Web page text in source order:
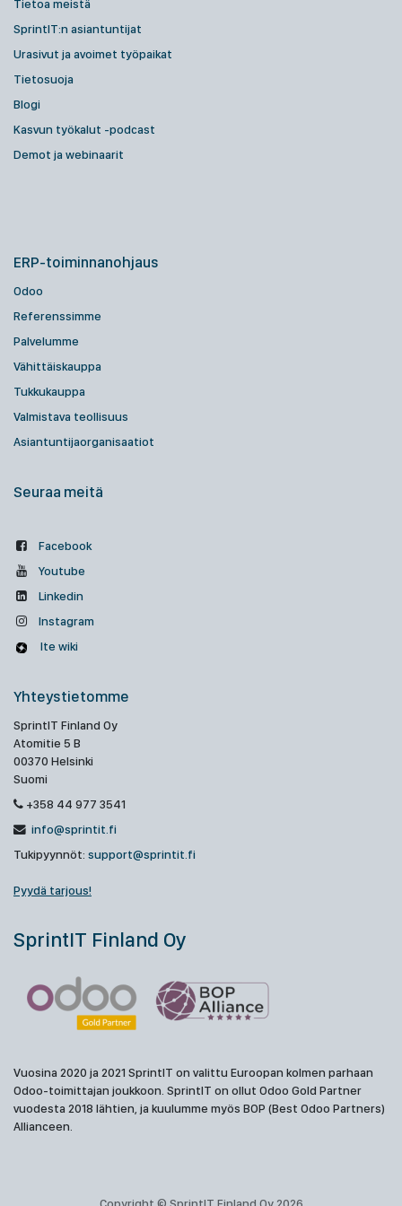
Tietoa meistä
SprintIT:n asiantuntijat
Urasivut ja avoimet työpaikat
Tietosuoja
Blogi
Kasvun työkalut -podcast
Demot ja webinaarit
ERP-toiminnanohjaus
Odoo
Referenssimme
Palvelumme
Vähittäiskauppa
Tukkukauppa
Valmistava teollisuus
Asiantuntijaorganisaatiot
Seuraa meitä
Facebook
Youtube
Linkedin
Instagram
Ite wiki
Yhteystietomme
SprintIT Finland Oy
Atomitie 5 B
00370 Helsinki
Suomi
+358 44 977 3541
info@sprintit.fi
Tukipyynnöt: support@sprintit.fi
Pyydä tarjous!
SprintIT Finland Oy
Vuosina 2020 ja 2021 SprintIT on valittu Euroopan kolmen parhaan
Odoo-toimittajan joukkoon. SprintIT on ollut Odoo Gold Partner
vuodesta 2018 lähtien, ja kuulumme myös BOP (Best Odoo Partners)
Allianceen.
Copyright © SprintIT Finland Oy 2026